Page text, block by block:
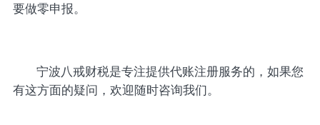
要做零申报。
宁波八戒财税是专注提供代账注册服务的，如果您
有这方面的疑问，欢迎随时咨询我们。